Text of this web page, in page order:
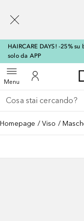
HAIRCARE DAYS! -25%
solo da APP
MenuApri menuAl Mio Account
Torna indietro
Esegui ricerca
Homepage Viso